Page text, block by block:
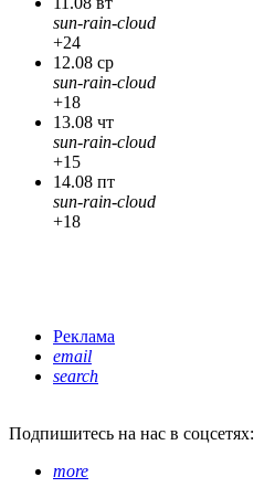
sun-rain-cloud
+24
12.08 ср
sun-rain-cloud
+18
13.08 чт
sun-rain-cloud
+15
14.08 пт
sun-rain-cloud
+18
Реклама
email
search
Подпишитесь на нас в соцсетях:
more